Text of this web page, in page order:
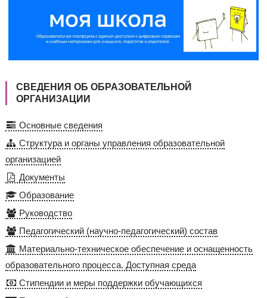
СВЕДЕНИЯ ОБ ОБРАЗОВАТЕЛЬНОЙ
ОРГАНИЗАЦИИ
Основные сведения
Структура и органы управления образовательной
организацией
Документы
Образование
Руководство
Педагогический (научно-педагогический) состав
Материально-техническое обеспечение и оснащенность
образовательного процесса. Доступная среда
Стипендии и меры поддержки обучающихся